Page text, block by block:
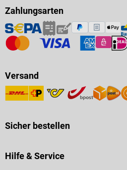
Zahlungsarten
Versand
Sicher bestellen
Hilfe & Service